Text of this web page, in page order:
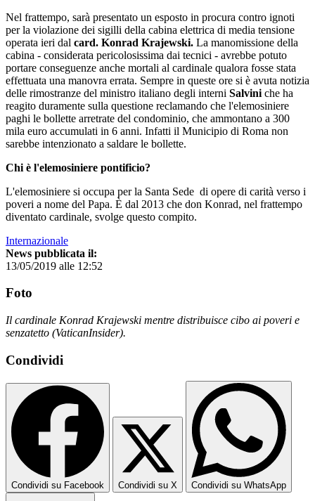
Nel frattempo, sarà presentato un esposto in procura contro ignoti
per la violazione dei sigilli della cabina elettrica di media tensione
operata ieri dal card. Konrad Krajewski. La manomissione della
cabina - considerata pericolosissima dai tecnici - avrebbe potuto
portare conseguenze anche mortali al cardinale qualora fosse stata
effettuata una manovra errata. Sempre in queste ore si è avuta notizia
delle rimostranze del ministro italiano degli interni Salvini che ha
reagito duramente sulla questione reclamando che l'elemosiniere
paghi le bollette arretrate del condominio, che ammontano a 300
mila euro accumulati in 6 anni. Infatti il Municipio di Roma non
sarebbe intenzionato a saldare le bollette.
Chi è l'elemosiniere pontificio?
L'elemosiniere si occupa per la Santa Sede di opere di carità verso i
poveri a nome del Papa. È dal 2013 che don Konrad, nel frattempo
diventato cardinale, svolge questo compito.
Internazionale
News pubblicata il:
13/05/2019 alle 12:52
Foto
Il cardinale Konrad Krajewski mentre distribuisce cibo ai poveri e
senzatetto (VaticanInsider).
Condividi
Condividi su Facebook Condividi su X Condividi su WhatsApp